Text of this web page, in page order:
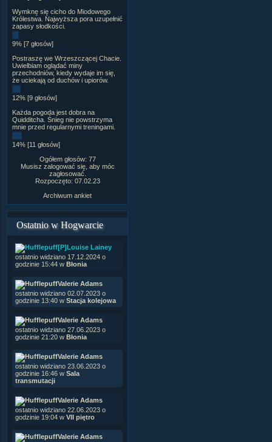
Wymknę się cicho do Miodowego
Królestwa. Najwyższa pora uzupełnić
zapasy słodkości.
9% [7 głosów]
Postraszę we Wrzeszczącej Chacie.
Uwielbiam oglądać miny
przechodniów, kiedy wydaje im się,
że uciekają od duchów i upiorów.
12% [9 głosów]
Każda pogoda jest dobra na
Quidditcha. Śnieg nie powstrzyma
mnie przed regularnymi treningami.
14% [11 głosów]
Ogółem głosów: 77
Musisz zalogować się, aby móc
zagłosować.
Rozpoczęto: 07.02.23
Archiwum ankiet
Ostatnio w Hogwarcie
[P]Louise Lainey
ostatnio widziano 17.12.2024 o
godzinie 15:44 w Błonia
Valerie Adams
ostatnio widziano 02.07.2023 o
godzinie 13:40 w Stacja kolejowa
Valerie Adams
ostatnio widziano 27.06.2023 o
godzinie 21:20 w Błonia
Valerie Adams
ostatnio widziano 23.06.2023 o
godzinie 16:46 w Sala
transmutacji
Valerie Adams
ostatnio widziano 22.06.2023 o
godzinie 19:04 w VII piętro
Valerie Adams